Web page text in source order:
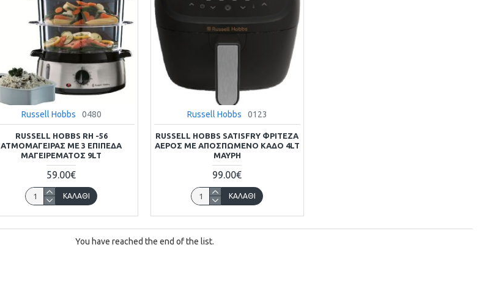
Russell Hobbs 0480
RUSSELL HOBBS RH -56
ΑΤΜΟΜΆΓΕΙΡΑΣ ΜΕ 3 ΕΠΊΠΕΔΑ
ΜΑΓΕΙΡΈΜΑΤΟΣ 9LT
59.00€
ΚΑΛΆΘΙ
Russell Hobbs 0123
RUSSELL HOBBS SATISFRY ΦΡΙΤΈΖΑ
ΑΈΡΟΣ ΜΕ ΑΠΟΣΠΏΜΕΝΟ ΚΆΔΟ 4LT
ΜΑΎΡΗ
99.00€
ΚΑΛΆΘΙ
You have reached the end of the list.